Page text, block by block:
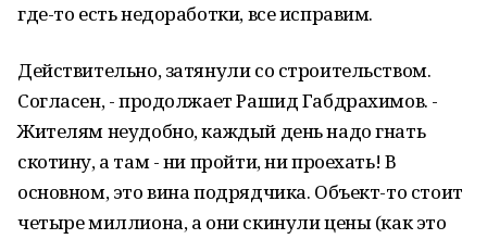
где-то есть недоработки, все исправим.
Действительно, затянули со строительством.
Согласен, - продолжает Рашид Габдрахимов. -
Жителям неудобно, каждый день надо гнать
скотину, а там - ни пройти, ни проехать! В
основном, это вина подрядчика. Объект-то стоит
четыре миллиона, а они скинули цены (как это